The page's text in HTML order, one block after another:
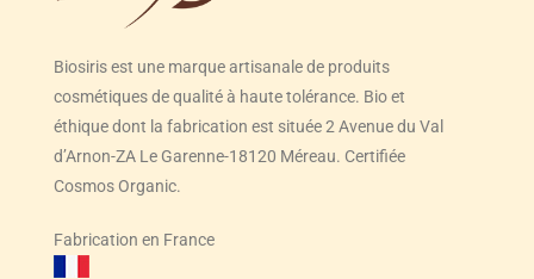
Biosiris est une marque artisanale de produits
cosmétiques de qualité à haute tolérance. Bio et
éthique dont la fabrication est située 2 Avenue du Val
d’Arnon-ZA Le Garenne-18120 Méreau. Certifiée
Cosmos Organic.
Fabrication en France